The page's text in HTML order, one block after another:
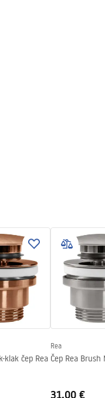
klak čep Rea
Rea
Čep Rea Brush
31,00 €